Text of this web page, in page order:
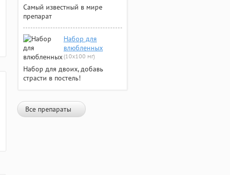
Самый известный в мире
препарат
Набор для
влюбленных
(10х100 мг)
Набор для двоих, добавь
страсти в постель!
Все препараты